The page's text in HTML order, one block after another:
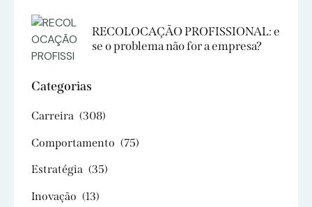
RECOLOCAÇÃO PROFISSIONAL: e
se o problema não for a empresa?
Categorias
Carreira (308)
Comportamento (75)
Estratégia (35)
Inovação (13)